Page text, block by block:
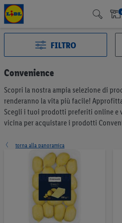
Convenience
Scopri la nostra ampia selezione di
renderanno la vita più facile!
Scegli i tuoi prodotti preferiti online e
vicina per acquistare i prodotti
torna alla panoramica
FILTRO
Tutte le categorie 2993
Azione 127
Qualité Suisse 438
Vincitore del test
Vegano e vegetariano
Frutta & verdura
196
Pane & prodotti da forno
Müesli & creme da spalmare
Caffè & tè 75
Latticini & uova
375